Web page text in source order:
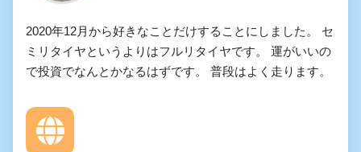
2020年12月から好きなことだけすることにしました。 セ
ミリタイヤというよりはフルリタイヤです。 運がいいの
で投資でなんとかなるはずです。 普段はよく走ります。